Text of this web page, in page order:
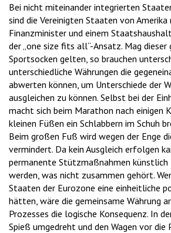
Bei nicht miteinander integrierten
sind die Vereinigten Staaten von
Finanzminister und einem
der „one size fits all“-Ansatz. Mag
Sportsocken gelten, so brauchen
unterschiedliche Währungen die
abwerten können, um Unterschiede der
ausgleichen zu können. Selbst bei der
macht sich beim Marathon nach einigen
kleinen Füßen ein Schlabbern im Schuh
Beim großen Fuß wird wegen der Enge
vermindert. Da kein Ausgleich erfolgen
permanente Stützmaßnahmen künstlich
werden, was nicht zusammen gehört.
Staaten der Eurozone eine einheitliche
hätten, wäre die gemeinsame Währung
Prozesses die logische Konsequenz. In
Spieß umgedreht und den Wagen vor die